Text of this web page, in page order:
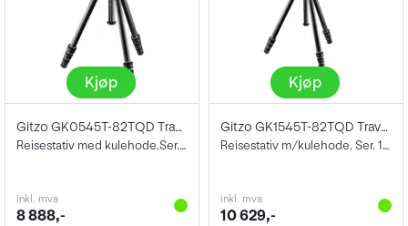
Kjøp
Gitzo GK0545T-82TQD Traveler Tripod KIT
Reisestativ med kulehode.Ser. 0. Karbon.
inkl. mva
8 888,-
Kjøp
Gitzo GK1545T-82TQD Traveler Tripod KIT
Reisestativ m/kulehode. Ser. 1. Carbon.
inkl. mva
10 629,-